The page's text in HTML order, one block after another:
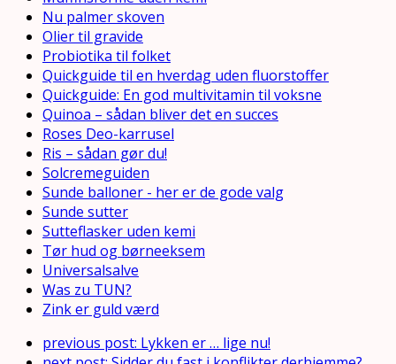
Nu palmer skoven
Olier til gravide
Probiotika til folket
Quickguide til en hverdag uden fluorstoffer
Quickguide: En god multivitamin til voksne
Quinoa – sådan bliver det en succes
Roses Deo-karrusel
Ris – sådan gør du!
Solcremeguiden
Sunde balloner - her er de gode valg
Sunde sutter
Sutteflasker uden kemi
Tør hud og børneeksem
Universalsalve
Was zu TUN?
Zink er guld værd
previous post: Lykken er … lige nu!